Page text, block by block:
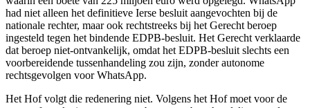
had niet alleen het definitieve Ierse besluit aangevochten bij de
nationale rechter, maar ook rechtstreeks bij het Gerecht beroep
ingesteld tegen het bindende EDPB-besluit. Het Gerecht verklaarde
dat beroep niet-ontvankelijk, omdat het EDPB-besluit slechts een
voorbereidende tussenhandeling zou zijn, zonder autonome
rechtsgevolgen voor WhatsApp.
Het Hof volgt die redenering niet. Volgens het Hof moet voor de